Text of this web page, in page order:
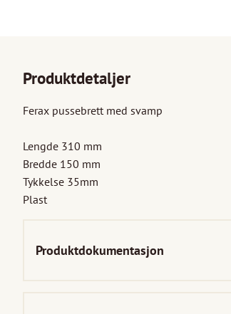
Produktdetaljer
Ferax pussebrett med svamp
Lengde 310 mm
Bredde 150 mm
Tykkelse 35mm
Plast
Produktdokumentasjon